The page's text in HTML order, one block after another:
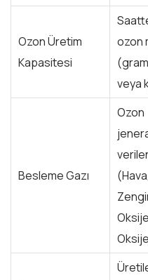
Ozon Üretim
Kapasitesi
ozon
veya
Besleme Gazı
Ozon
(Hava,